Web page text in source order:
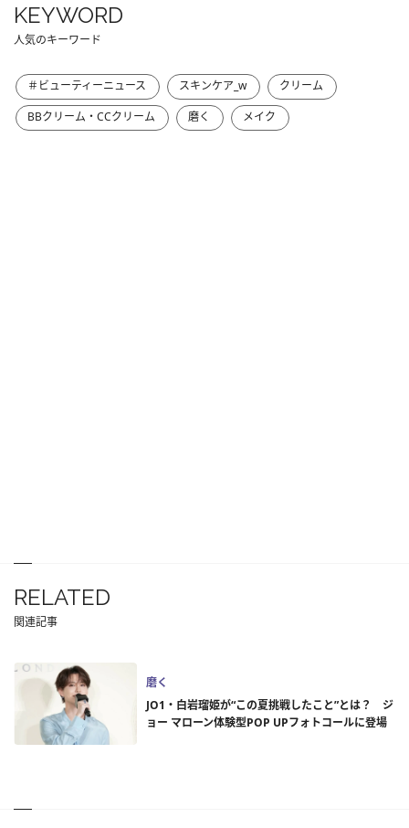
KEYWORD
人気のキーワード
＃ビューティーニュース スキンケア_w
クリーム
BBクリーム・CCクリーム
磨く メイク
RELATED
関連記事
磨く
JO1・白岩瑠姫が“この夏挑戦したこと”とは？ ジ
ョー マローン体験型POP UPフォトコールに登場